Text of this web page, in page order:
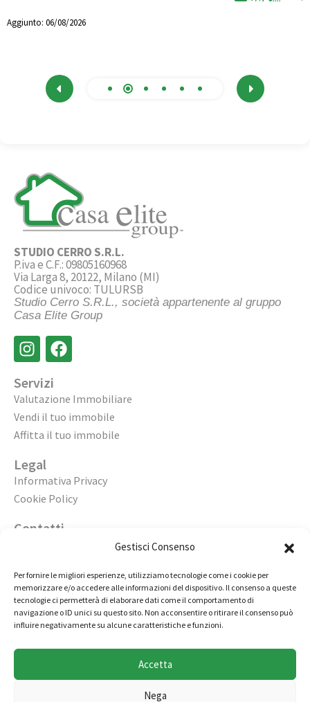
Gestisci Consenso
Per fornire le migliori esperienze, utilizziamo tecnologie come i cookie per
memorizzare e/o accedere alle informazioni del dispositivo. Il consenso a queste
tecnologie ci permetterà di elaborare dati come il comportamento di
navigazione o ID unici su questo sito. Non acconsentire o ritirare il consenso può
influire negativamente su alcune caratteristiche e funzioni.
Accetta
Nega
Aggiunto: 06/08/2026
STUDIO CERRO S.R.L.
P.iva e C.F.: 09805160968
Via Larga 8, 20122, Milano (MI)
Codice univoco: TULURSB
Studio Cerro S.R.L., società appartenente al gruppo
Casa Elite Group
Servizi
Valutazione Immobiliare
Vendi il tuo immobile
Affitta il tuo immobile
Legal
Informativa Privacy
Cookie Policy
Contatti
02 98236472
info@immobiliarecasaelite.it